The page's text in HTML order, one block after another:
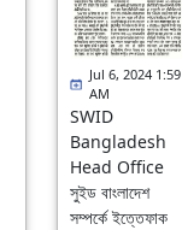
Jul 6, 2024 1:59
AM
SWID
Bangladesh
Head Office
সুইড বাংলাদেশ
সম্পর্কে ইত্তেফাক